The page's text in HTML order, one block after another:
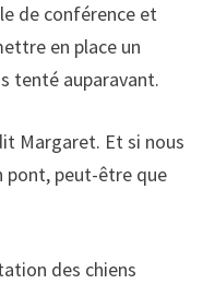
de conférence et
en place un
tenté auparavant.
Margaret. Et si nous
pont, peut-être que
des chiens